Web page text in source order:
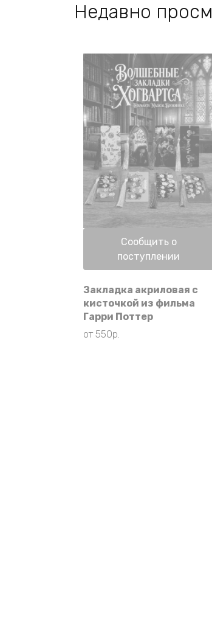
странице
Недавно
Нет в наличии
Сообщить о
поступлении
Закладка акриловая с
кисточкой из фильма
Гарри Поттер
от 550р.